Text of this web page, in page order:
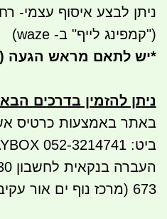
ניתן לבצע איסוף עצמי- רחוב ההדס
("קמפינג לייף" ב- waze)
*יש לתאם מראש הגעה
ניתן להזמין בדרכים
באתר באמצעות כרטיס
ביט: 052-3214741 PAYBOX
673 (מרכז נוף ים אור עקיבא)